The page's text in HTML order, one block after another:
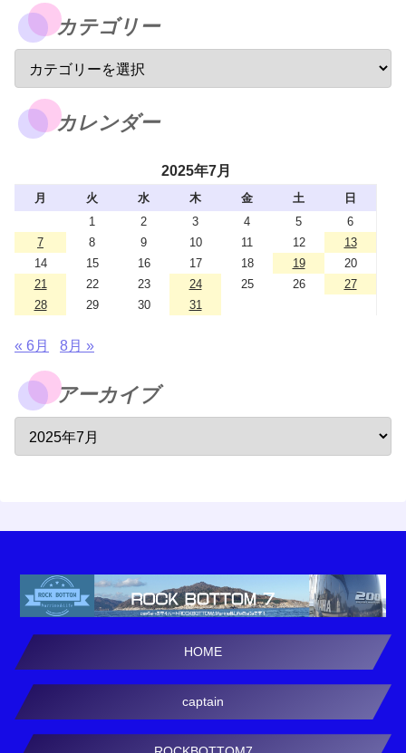
カテゴリー
カレンダー
2025年7月
月 火 水 木 金 土
日
1
2 3 4 5
6
7
8 9 10 11 12
13
14
15 16 17 18 19
20
21
22 23 24 25 26
27
28
29 30 31
« 6月 8月 »
アーカイブ
HOME
captain